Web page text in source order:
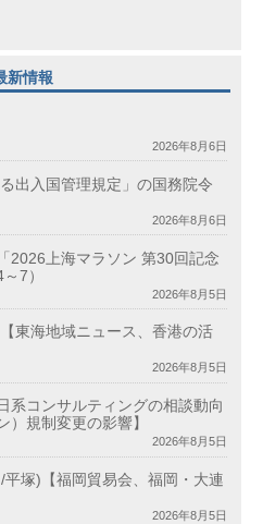
新情報
2026年8月6日
出入国管理規定」の国務院令
2026年8月6日
2026上海マラソン 第30回記念
7）
2026年8月5日
東海地域ニュース、香港の活
2026年8月5日
系コンサルティングの相談動向
）規制変更の影響】
2026年8月5日
塚)【福岡貿易会、福岡・大連
2026年8月5日